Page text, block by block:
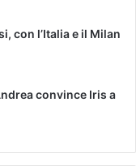
con l’Italia e il Milan
convince Iris a